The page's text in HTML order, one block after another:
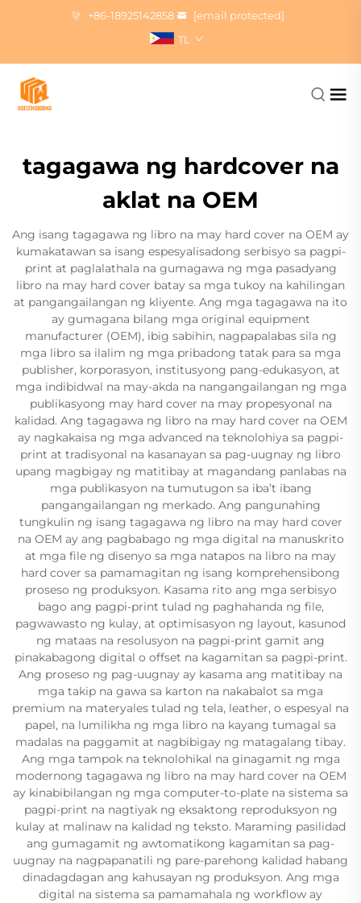
+86-18925142858
[email protected]
TL
tagagawa ng hardcover na
aklat na OEM
Ang isang tagagawa ng libro na may hard cover na OEM ay
kumakatawan sa isang espesyalisadong serbisyo sa pagpi-
print at paglalathala na gumagawa ng mga pasadyang
libro na may hard cover batay sa mga tukoy na kahilingan
at pangangailangan ng kliyente. Ang mga tagagawa na ito
ay gumagana bilang mga original equipment
manufacturer (OEM), ibig sabihin, nagpapalabas sila ng
mga libro sa ilalim ng mga pribadong tatak para sa mga
publisher, korporasyon, institusyong pang-edukasyon, at
mga indibidwal na may-akda na nangangailangan ng mga
publikasyong may hard cover na may propesyonal na
kalidad. Ang tagagawa ng libro na may hard cover na OEM
ay nagkakaisa ng mga advanced na teknolohiya sa pagpi-
print at tradisyonal na kasanayan sa pag-uugnay ng libro
upang magbigay ng matitibay at magandang panlabas na
mga publikasyon na tumutugon sa iba’t ibang
pangangailangan ng merkado. Ang pangunahing
tungkulin ng isang tagagawa ng libro na may hard cover
na OEM ay ang pagbabago ng mga digital na manuskrito
at mga file ng disenyo sa mga natapos na libro na may
hard cover sa pamamagitan ng isang komprehensibong
proseso ng produksyon. Kasama rito ang mga serbisyo
bago ang pagpi-print tulad ng paghahanda ng file,
pagwawasto ng kulay, at optimisasyon ng layout, kasunod
ng mataas na resolusyon na pagpi-print gamit ang
pinakabagong digital o offset na kagamitan sa pagpi-print.
Ang proseso ng pag-uugnay ay kasama ang matitibay na
mga takip na gawa sa karton na nakabalot sa mga
premium na materyales tulad ng tela, leather, o espesyal na
papel, na lumilikha ng mga libro na kayang tumagal sa
madalas na paggamit at nagbibigay ng matagalang tibay.
Ang mga tampok na teknolohikal na ginagamit ng mga
modernong tagagawa ng libro na may hard cover na OEM
ay kinabibilangan ng mga computer-to-plate na sistema sa
pagpi-print na nagtiyak ng eksaktong reproduksyon ng
kulay at malinaw na kalidad ng teksto. Maraming pasilidad
ang gumagamit ng awtomatikong kagamitan sa pag-
uugnay na nagpapanatili ng pare-parehong kalidad habang
dinadagdagan ang kahusayan ng produksyon. Ang mga
digital na sistema sa pamamahala ng workflow ay